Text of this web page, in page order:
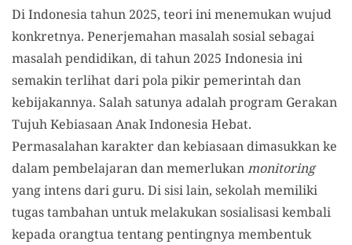
Di Indonesia tahun 2025, teori ini menemukan wujud
konkretnya. Penerjemahan masalah sosial sebagai
masalah pendidikan, di tahun 2025 Indonesia ini
semakin terlihat dari pola pikir pemerintah dan
kebijakannya. Salah satunya adalah program Gerakan
Tujuh Kebiasaan Anak Indonesia Hebat.
Permasalahan karakter dan kebiasaan dimasukkan ke
dalam pembelajaran dan memerlukanmonitoring
yang intens dari guru. Di sisi lain, sekolah memiliki
tugas tambahan untuk melakukan sosialisasi kembali
kepada orangtua tentang pentingnya membentuk